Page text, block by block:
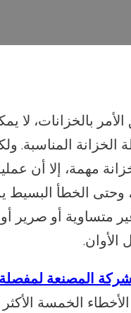
بالخزانات، لا
الخزانة المناسبة.
مهمة، إلا أن
وحتى الخطأ البسيط
متساوية أو صرير
الأوان.
المصنعة لمفصلة
الخمسة